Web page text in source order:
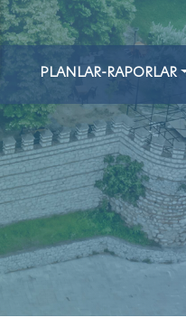
PLANLAR-RAPORLAR